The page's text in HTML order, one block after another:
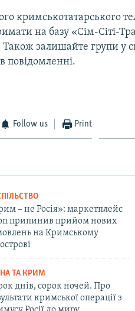
кримськотатарського
на базу «Сім-Сіті-
залишайте групи у
повідомленні.
Follow us Print
– не Росія»: маркетплейс
припинив прийом нових
на Кримському
ТА КРИМ
днів, сорок ночей. Про
кримської операції з